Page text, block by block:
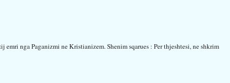
nga Paganizmi ne Kristianizem. Shenim sqarues : Per thjeshtesi, ne shkrim